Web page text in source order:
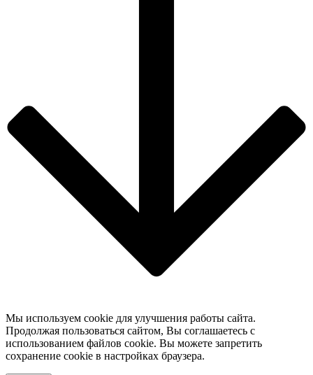
Мы используем cookie для улучшения работы сайта.
Продолжая пользоваться сайтом, Вы соглашаетесь с
использованием файлов cookie. Вы можете запретить
сохранение cookie в настройках браузера.